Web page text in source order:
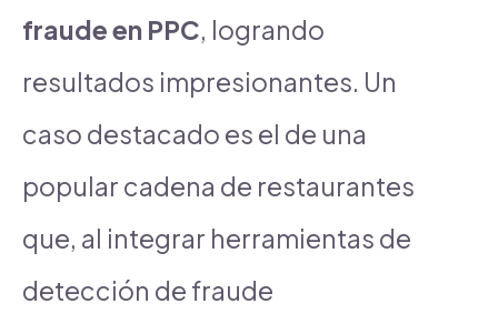
fraude en PPC, logrando
resultados impresionantes. Un
caso destacado es el de una
popular cadena de restaurantes
que, al integrar herramientas de
detección de fraude